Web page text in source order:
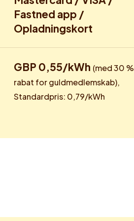
Fastned app /
Opladningskort
GBP 0,55/kWh (med 30 %
rabat for guldmedlemskab),
Standardpris: 0,79/kWh